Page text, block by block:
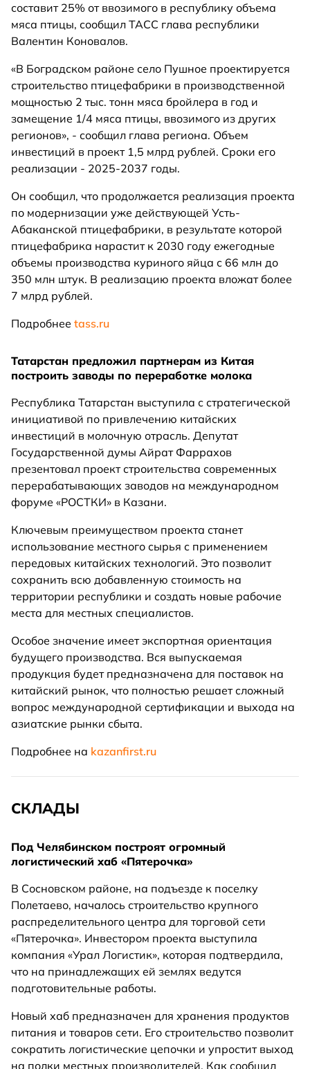
составит 25% от ввозимого в республику объема
мяса птицы, сообщил ТАСС глава республики
Валентин Коновалов.
«В Боградском районе село Пушное проектируется
строительство птицефабрики в производственной
мощностью 2 тыс. тонн мяса бройлера в год и
замещение 1/4 мяса птицы, ввозимого из других
регионов», - сообщил глава региона. Объем
инвестиций в проект 1,5 млрд рублей. Сроки его
реализации - 2025-2037 годы.
Он сообщил, что продолжается реализация проекта
по модернизации уже действующей Усть-
Абаканской птицефабрики, в результате которой
птицефабрика нарастит к 2030 году ежегодные
объемы производства куриного яйца с 66 млн до
350 млн штук. В реализацию проекта вложат более
7 млрд рублей.
Подробнее tass.ru
Татарстан предложил партнерам из Китая
построить заводы по переработке молока
Республика Татарстан выступила с стратегической
инициативой по привлечению китайских
инвестиций в молочную отрасль. Депутат
Государственной думы Айрат Фаррахов
презентовал проект строительства современных
перерабатывающих заводов на международном
форуме «РОСТКИ» в Казани.
Ключевым преимуществом проекта станет
использование местного сырья с применением
передовых китайских технологий. Это позволит
сохранить всю добавленную стоимость на
территории республики и создать новые рабочие
места для местных специалистов.
Особое значение имеет экспортная ориентация
будущего производства. Вся выпускаемая
продукция будет предназначена для поставок на
китайский рынок, что полностью решает сложный
вопрос международной сертификации и выхода на
азиатские рынки сбыта.
Подробнее на kazanfirst.ru
СКЛАДЫ
Под Челябинском построят огромный
логистический хаб «Пятерочка»
В Сосновском районе, на подъезде к поселку
Полетаево, началось строительство крупного
распределительного центра для торговой сети
«Пятерочка». Инвестором проекта выступила
компания «Урал Логистик», которая подтвердила,
что на принадлежащих ей землях ведутся
подготовительные работы.
Новый хаб предназначен для хранения продуктов
питания и товаров сети. Его строительство позволит
сократить логистические цепочки и упростит выход
на полки местных производителей. Как сообщил